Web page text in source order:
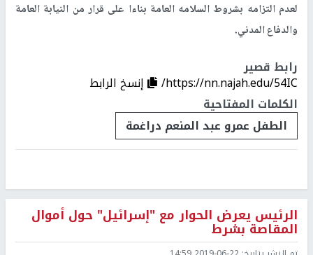
لعدم التزامه بشروط السلامه العامة بناءا على قرار من النيابة العامة
والدفاع المدني.
رابط قصير
https://nn.najah.edu/54IC/
إنسخ الرابط
الكلمات المفتاحية
الطفل عمرو عبد المنعم دراغمة
الرئيس يعرض الحوار مع "إسرائيل" حول أموال
المقاصة بشرط